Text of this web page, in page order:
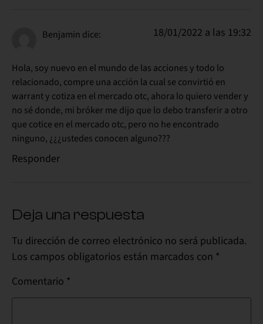
Benjamin dice: 18/01/2022 a las 19:32
Hola, soy nuevo en el mundo de las acciones y todo lo
relacionado, compre una acción la cual se convirtió en
warrant y cotiza en el mercado otc, ahora lo quiero vender y
no sé donde, mi bróker me dijo que lo debo transferir a otro
que cotice en el mercado otc, pero no he encontrado
ninguno, ¿¿¿ustedes conocen alguno???
Responder
Deja una respuesta
Tu dirección de correo electrónico no será publicada.
Los campos obligatorios están marcados con *
Comentario *